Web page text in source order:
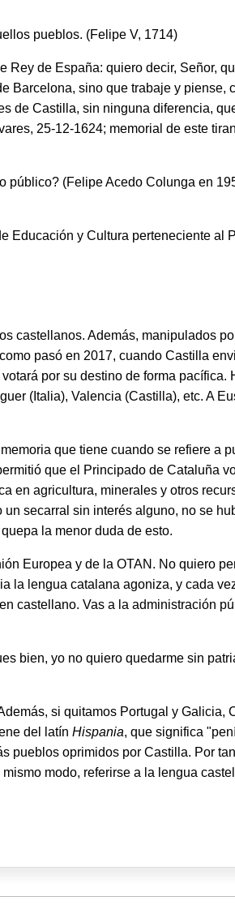
pueblos. (Felipe V, 1714)
Rey de España: quiero decir, Señor,
Barcelona, sino que trabaje y piense,
de Castilla, sin ninguna diferencia,
25-12-1624; memorial de este
público? (Felipe Acedo Colunga en
Educación y Cultura perteneciente al
castellanos. Además, manipulados
pasó en 2017, cuando Castilla
por su destino de forma pacífica.
(Italia), Valencia (Castilla), etc. A
que tiene cuando se refiere a
que el Principado de Cataluña
en agricultura, minerales y otros
secarral sin interés alguno, no se
la menor duda de esto.
Europea y de la OTAN. No quiero
la lengua catalana agoniza, y cada
castellano. Vas a la administración
bien, yo no quiero quedarme sin
si quitamos Portugal y Galicia,
del latín Hispania, que significa
pueblos oprimidos por Castilla. Por
modo, referirse a la lengua